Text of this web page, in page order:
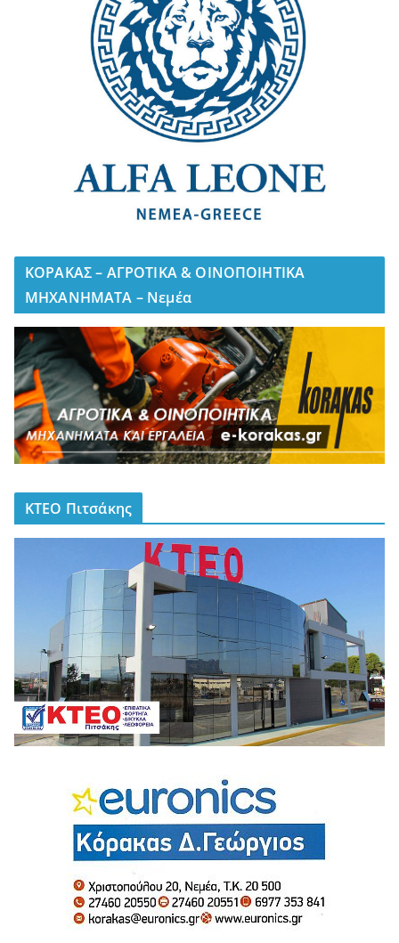
ΚΟΡΑΚΑΣ – ΑΓΡΟΤΙΚΑ & ΟΙΝΟΠΟΙΗΤΙΚΑ
ΜΗΧΑΝΗΜΑΤΑ – Νεμέα
ΚΤΕΟ Πιτσάκης